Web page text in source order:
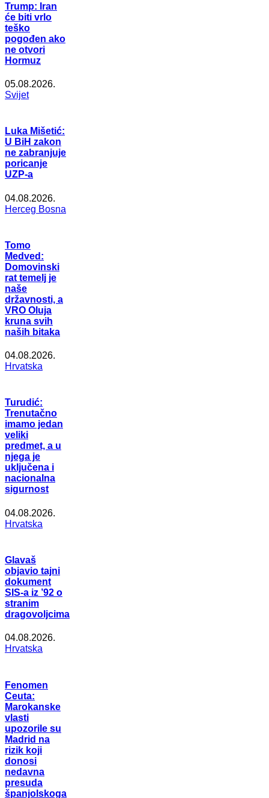
Trump: Iran
će biti vrlo
teško
pogođen ako
ne otvori
Hormuz
05.08.2026.
Svijet
Luka Mišetić:
U BiH zakon
ne zabranjuje
poricanje
UZP-a
04.08.2026.
Herceg Bosna
Tomo
Medved:
Domovinski
rat temelj je
naše
državnosti, a
VRO Oluja
kruna svih
naših bitaka
04.08.2026.
Hrvatska
Turudić:
Trenutačno
imamo jedan
veliki
predmet, a u
njega je
uključena i
nacionalna
sigurnost
04.08.2026.
Hrvatska
Glavaš
objavio tajni
dokument
SIS-a iz ’92 o
stranim
dragovoljcima
04.08.2026.
Hrvatska
Fenomen
Ceuta:
Marokanske
vlasti
upozorile su
Madrid na
rizik koji
donosi
nedavna
presuda
španjolskoga